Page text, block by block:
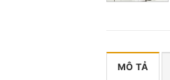
MÔ TẢ